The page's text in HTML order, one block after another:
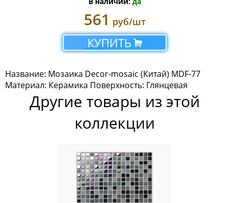
Мозаика Mir Mosaic
Мозаика NSmosaic
Мозаика Orro Mosaic
Мозаика Rose Mosaic
Мозаика Tonomosaic
Мозаика Опера Декора
561 руб/шт
КУПИТЬ
Название: Мозаика Decor-mosaic (Китай) MDF-77
Материал: Керамика Поверхность: Глянцевая
Другие товары из этой
коллекции